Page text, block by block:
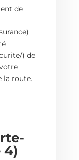
de
) de
la route.
4)